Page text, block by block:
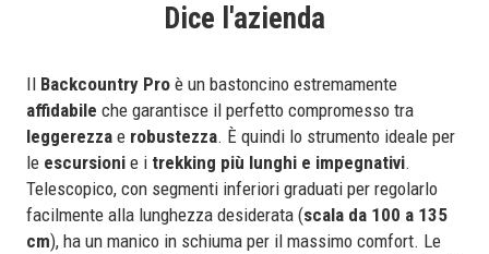
Dice l'azienda
Il Backcountry Pro è un bastoncino estremamente
affidabile che garantisce il perfetto compromesso tra
leggerezza e robustezza. È quindi lo strumento ideale per
le escursioni e i trekking più lunghi e impegnativi.
Telescopico, con segmenti inferiori graduati per regolarlo
facilmente alla lunghezza desiderata (scala da 100 a 135
cm), ha un manico in schiuma per il massimo comfort. Le